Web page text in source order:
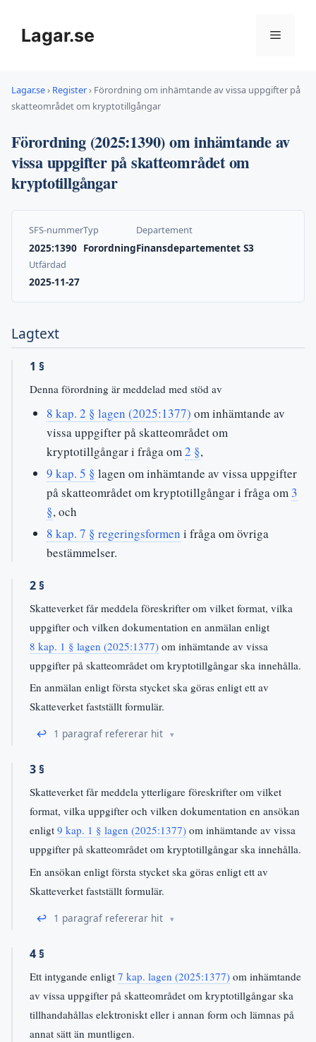
innehållLagar.se Meny
Lagar.se› Register› Förordning om inhämtande av vissa uppgifter på
skatteområdet om kryptotillgångar
Förordning (2025:1390) om inhämtande av
vissa uppgifter på skatteområdet om
kryptotillgångar
SFS-nummer
2025:1390
Typ
Forordning
Departement
Finansdepartementet S3
Utfärdad
2025-11-27
Lagtext
1 §
Denna förordning är meddelad med stöd av
8 kap. 2 § lagen (2025:1377) om inhämtande av
vissa uppgifter på skatteområdet om
kryptotillgångar i fråga om 2 §,
9 kap. 5 § lagen om inhämtande av vissa uppgifter
på skatteområdet om kryptotillgångar i fråga om 3
§, och
8 kap. 7 § regeringsformen i fråga om övriga
bestämmelser.
2 §
Skatteverket får meddela föreskrifter om vilket format, vilka
uppgifter och vilken dokumentation en anmälan enligt
8 kap. 1 § lagen (2025:1377) om inhämtande av vissa
uppgifter på skatteområdet om kryptotillgångar ska innehålla.
En anmälan enligt första stycket ska göras enligt ett av
Skatteverket fastställt formulär.
↩ 1 paragraf refererar hit
3 §
Skatteverket får meddela ytterligare föreskrifter om vilket
format, vilka uppgifter och vilken dokumentation en ansökan
enligt 9 kap. 1 § lagen (2025:1377) om inhämtande av vissa
uppgifter på skatteområdet om kryptotillgångar ska innehålla.
En ansökan enligt första stycket ska göras enligt ett av
Skatteverket fastställt formulär.
↩ 1 paragraf refererar hit
4 §
Ett intygande enligt 7 kap. lagen (2025:1377) om inhämtande
av vissa uppgifter på skatteområdet om kryptotillgångar ska
tillhandahållas elektroniskt eller i annan form och lämnas på
annat sätt än muntligen.